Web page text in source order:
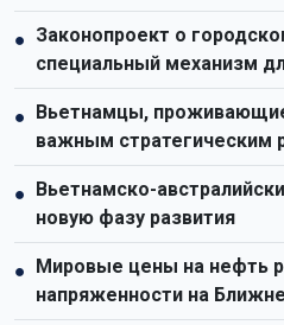
● Законопроект о
специальный механизм
●
Вьетнамцы,
важным стратегическим
способствующим
●
Вьетнамско-
новую фазу развития
●
Мировые цены на нефть
напряженности на